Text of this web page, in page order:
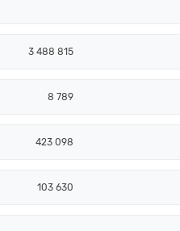
3 488 815
8 789
423 098
103 630